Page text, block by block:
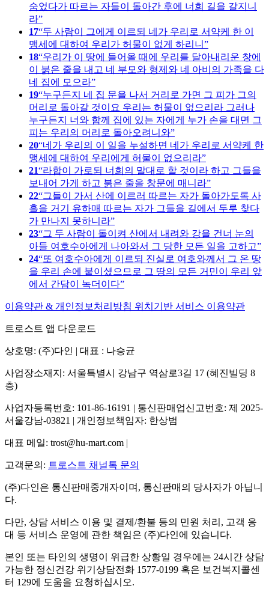
숨었다가 따르는 자들이 돌아간 후에 너희 길을 갈지니
라
17 두 사람이 그에게 이르되 네가 우리로 서약케 한 이
맹세에 대하여 우리가 허물이 없게 하리니
18 우리가 이 땅에 들어올 때에 우리를 달아내리운 창에
이 붉은 줄을 내고 네 부모와 형제와 네 아비의 가족을 다
네 집에 모으라
19 누구든지 네 집 문을 나서 거리로 가면 그 피가 그의
머리로 돌아갈 것이요 우리는 허물이 없으리라 그러나
누구든지 너와 함께 집에 있는 자에게 누가 손을 대면 그
피는 우리의 머리로 돌아오려니와
20 네가 우리의 이 일을 누설하면 네가 우리로 서약케 한
맹세에 대하여 우리에게 허물이 없으리라
21 라합이 가로되 너희의 말대로 할 것이라 하고 그들을
보내어 가게 하고 붉은 줄을 창문에 매니라
22 그들이 가서 산에 이르러 따르는 자가 돌아가도록 사
흘을 거기 유하매 따르는 자가 그들을 길에서 두루 찾다
가 만나지 못하니라
23 그 두 사람이 돌이켜 산에서 내려와 강을 건너 눈의
아들 여호수아에게 나아와서 그 당한 모든 일을 고하고
24 또 여호수아에게 이르되 진실로 여호와께서 그 온 땅
을 우리 손에 붙이셨으므로 그 땅의 모든 거민이 우리 앞
에서 간담이 녹더이다
이용약관 & 개인정보처리방침 위치기반 서비스 이용약관
트로스트 앱 다운로드
상호명: (주)다인 | 대표 : 나승균
사업장소재지: 서울특별시 강남구 역삼로3길 17 (혜진빌딩 8
층)
사업자등록번호: 101-86-16191 | 통신판매업신고번호: 제 2025-
서울강남-03821 | 개인정보책임자: 한상범
대표 메일: trost@hu-mart.com |
고객문의: 트로스트 채널톡 문의
(주)다인은 통신판매중개자이며, 통신판매의 당사자가 아닙니
다.
다만, 상담 서비스 이용 및 결제/환불 등의 민원 처리, 고객 응
대 등 서비스 운영에 관한 책임은 (주)다인에 있습니다.
본인 또는 타인의 생명이 위급한 상황일 경우에는 24시간 상담
가능한 정신건강 위기상담전화 1577-0199 혹은 보건복지콜센
터 129에 도움을 요청하십시오.